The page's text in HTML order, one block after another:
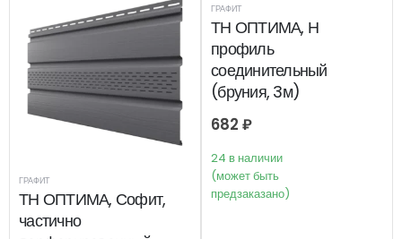
ГРАФИТ
ТН ОПТИМА, Софит,
частично
ГРАФИТ
ТН ОПТИМА, Н
профиль
соединительный
(бруния, 3м)
682 ₽
24 в наличии
(может быть
предзаказано)